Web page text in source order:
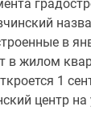
в
в жилом
1
центр на